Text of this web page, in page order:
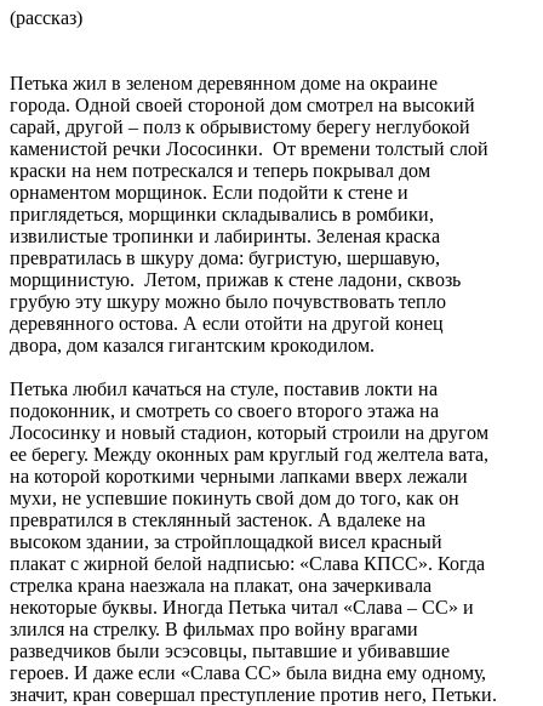
(рассказ)
Петька жил в зеленом деревянном доме на окраине
города. Одной своей стороной дом смотрел на высокий
сарай, другой – полз к обрывистому берегу неглубокой
каменистой речки Лососинки. От времени толстый слой
краски на нем потрескался и теперь покрывал дом
орнаментом морщинок. Если подойти к стене и
приглядеться, морщинки складывались в ромбики,
извилистые тропинки и лабиринты. Зеленая краска
превратилась в шкуру дома: бугристую, шершавую,
морщинистую. Летом, прижав к стене ладони, сквозь
грубую эту шкуру можно было почувствовать тепло
деревянного остова. А если отойти на другой конец
двора, дом казался гигантским крокодилом.
Петька любил качаться на стуле, поставив локти на
подоконник, и смотреть со своего второго этажа на
Лососинку и новый стадион, который строили на другом
ее берегу. Между оконных рам круглый год желтела вата,
на которой короткими черными лапками вверх лежали
мухи, не успевшие покинуть свой дом до того, как он
превратился в стеклянный застенок. А вдалеке на
высоком здании, за стройплощадкой висел красный
плакат с жирной белой надписью: «Слава КПСС». Когда
стрелка крана наезжала на плакат, она зачеркивала
некоторые буквы. Иногда Петька читал «Слава – СС» и
злился на стрелку. В фильмах про войну врагами
разведчиков были эсэсовцы, пытавшие и убивавшие
героев. И даже если «Слава СС» была видна ему одному,
значит, кран совершал преступление против него, Петьки.